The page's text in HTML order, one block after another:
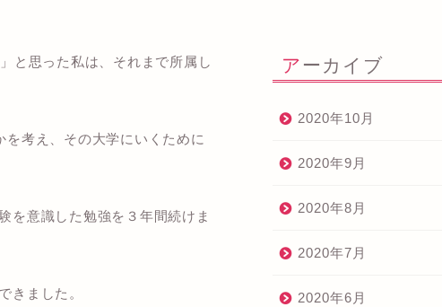
と思った私は、それまで所属し
考え、その大学にいくために
を意識した勉強を３年間続けま
きました。
アーカイブ
2020年10月
2020年9月
2020年8月
2020年7月
2020年6月